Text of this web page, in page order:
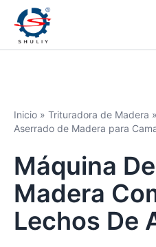
Inicio » Trituradora de Madera »
Aserrado de Madera para
Máquina
Madera
Lechos De